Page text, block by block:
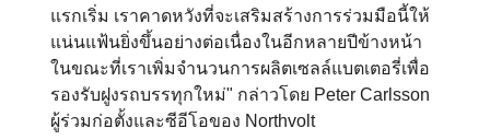
แรกเริ่ม เราคาดหวังที่จะเสริมสร้างการร่วมมือนี้ให้
แน่นแฟ้นยิ่งขึ้นอย่างต่อเนื่องในอีกหลายปีข้างหน้า
ในขณะที่เราเพิ่มจำนวนการผลิตเซลล์แบตเตอรี่เพื่อ
รองรับฝูงรถบรรทุกใหม่" กล่าวโดย Peter Carlsson
ผู้ร่วมก่อตั้งและซีอีโอของ Northvolt